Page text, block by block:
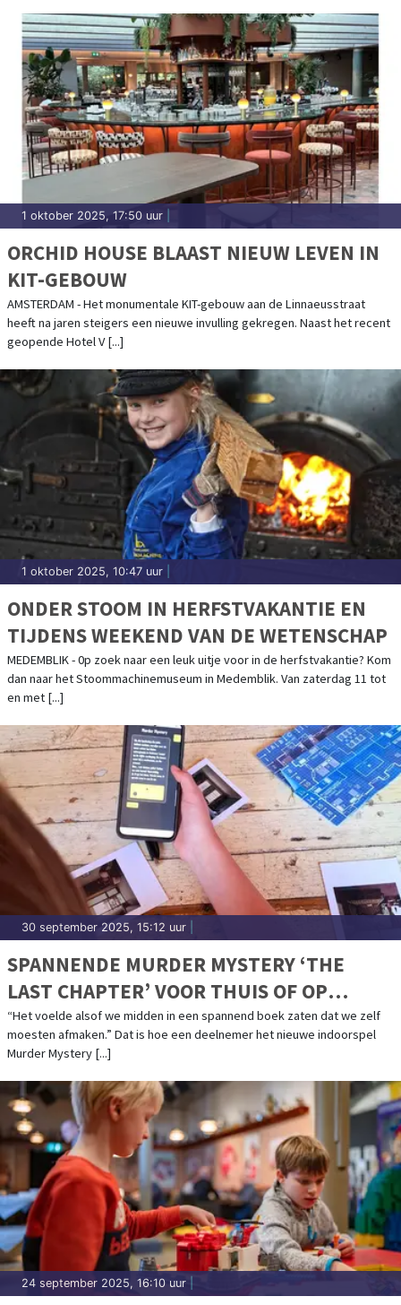
1 oktober 2025, 17:50 uur
ORCHID HOUSE BLAAST NIEUW LEVEN IN
KIT-GEBOUW
AMSTERDAM - Het monumentale KIT-gebouw aan de Linnaeusstraat
heeft na jaren steigers een nieuwe invulling gekregen. Naast het recent
geopende Hotel V [...]
1 oktober 2025, 10:47 uur
ONDER STOOM IN HERFSTVAKANTIE EN
TIJDENS WEEKEND VAN DE WETENSCHAP
MEDEMBLIK - 0p zoek naar een leuk uitje voor in de herfstvakantie? Kom
dan naar het Stoommachinemuseum in Medemblik. Van zaterdag 11 tot
en met [...]
30 september 2025, 15:12 uur
SPANNENDE MURDER MYSTERY ‘THE
LAST CHAPTER’ VOOR THUIS OF OP
LOCATIE
“Het voelde alsof we midden in een spannend boek zaten dat we zelf
moesten afmaken.” Dat is hoe een deelnemer het nieuwe indoorspel
Murder Mystery [...]
24 september 2025, 16:10 uur